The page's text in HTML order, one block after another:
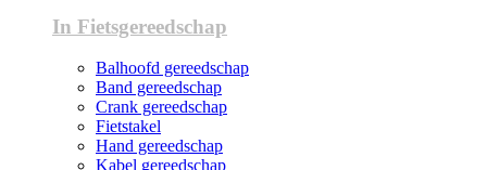
In Fietsgereedschap
Balhoofd gereedschap
Band gereedschap
Crank gereedschap
Fietstakel
Hand gereedschap
Kabel gereedschap